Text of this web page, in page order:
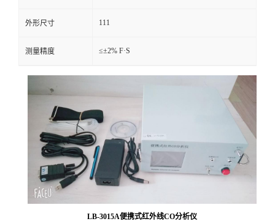
外形尺寸 111
测量精度 ≤±2% F·S
LB-3015A便携式红外线CO分析仪